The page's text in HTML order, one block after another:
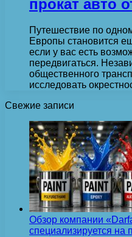
прокат авто
Путешествие по
Европы становится
если у вас есть
передвигаться.
общественного
исследовать
Свежие записи
Обзор компании
специализируется на